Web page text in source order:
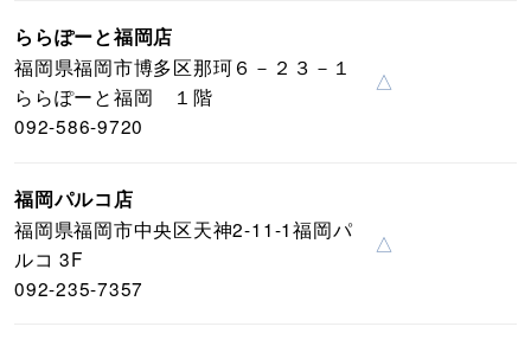
ららぽーと福岡店
福岡県福岡市博多区那珂６－２３－１
ららぽーと福岡 １階
092-586-9720
△
福岡パルコ店
福岡県福岡市中央区天神2-11-1福岡パ
ルコ 3F
092-235-7357
△